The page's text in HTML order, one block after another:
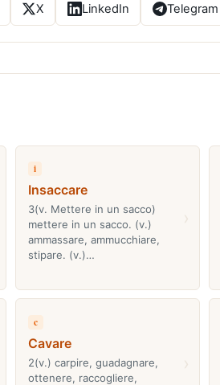
X LinkedIn Telegram
i
Insaccare
3(v. Mettere in un sacco)
mettere in un sacco. (v.)
ammassare, ammucchiare,
stipare. (v.)…
c
Cavare
2(v.) carpire, guadagnare,
ottenere, raccogliere,